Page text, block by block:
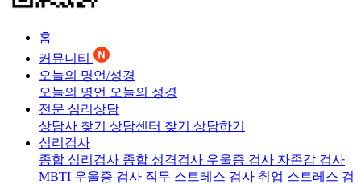
홈
커뮤니티
오늘의 명언/성경
오늘의 명언 오늘의 성경
전문 심리상담
상담사 찾기 상담센터 찾기 상담하기
심리검사
종합 심리검사 종합 성격검사 우울증 검사 자존감 검사
MBTI 우울증 검사 직무 스트레스 검사 취업 스트레스 검